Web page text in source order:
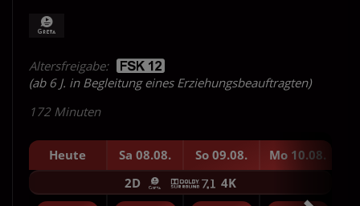
Altersfreigabe:
(ab 6 J. in Begleitung eines Erziehungsbeauftragten)
172 Minuten
Heute Sa 08.08. So 09.08. Mo 10.08.
2D 4K